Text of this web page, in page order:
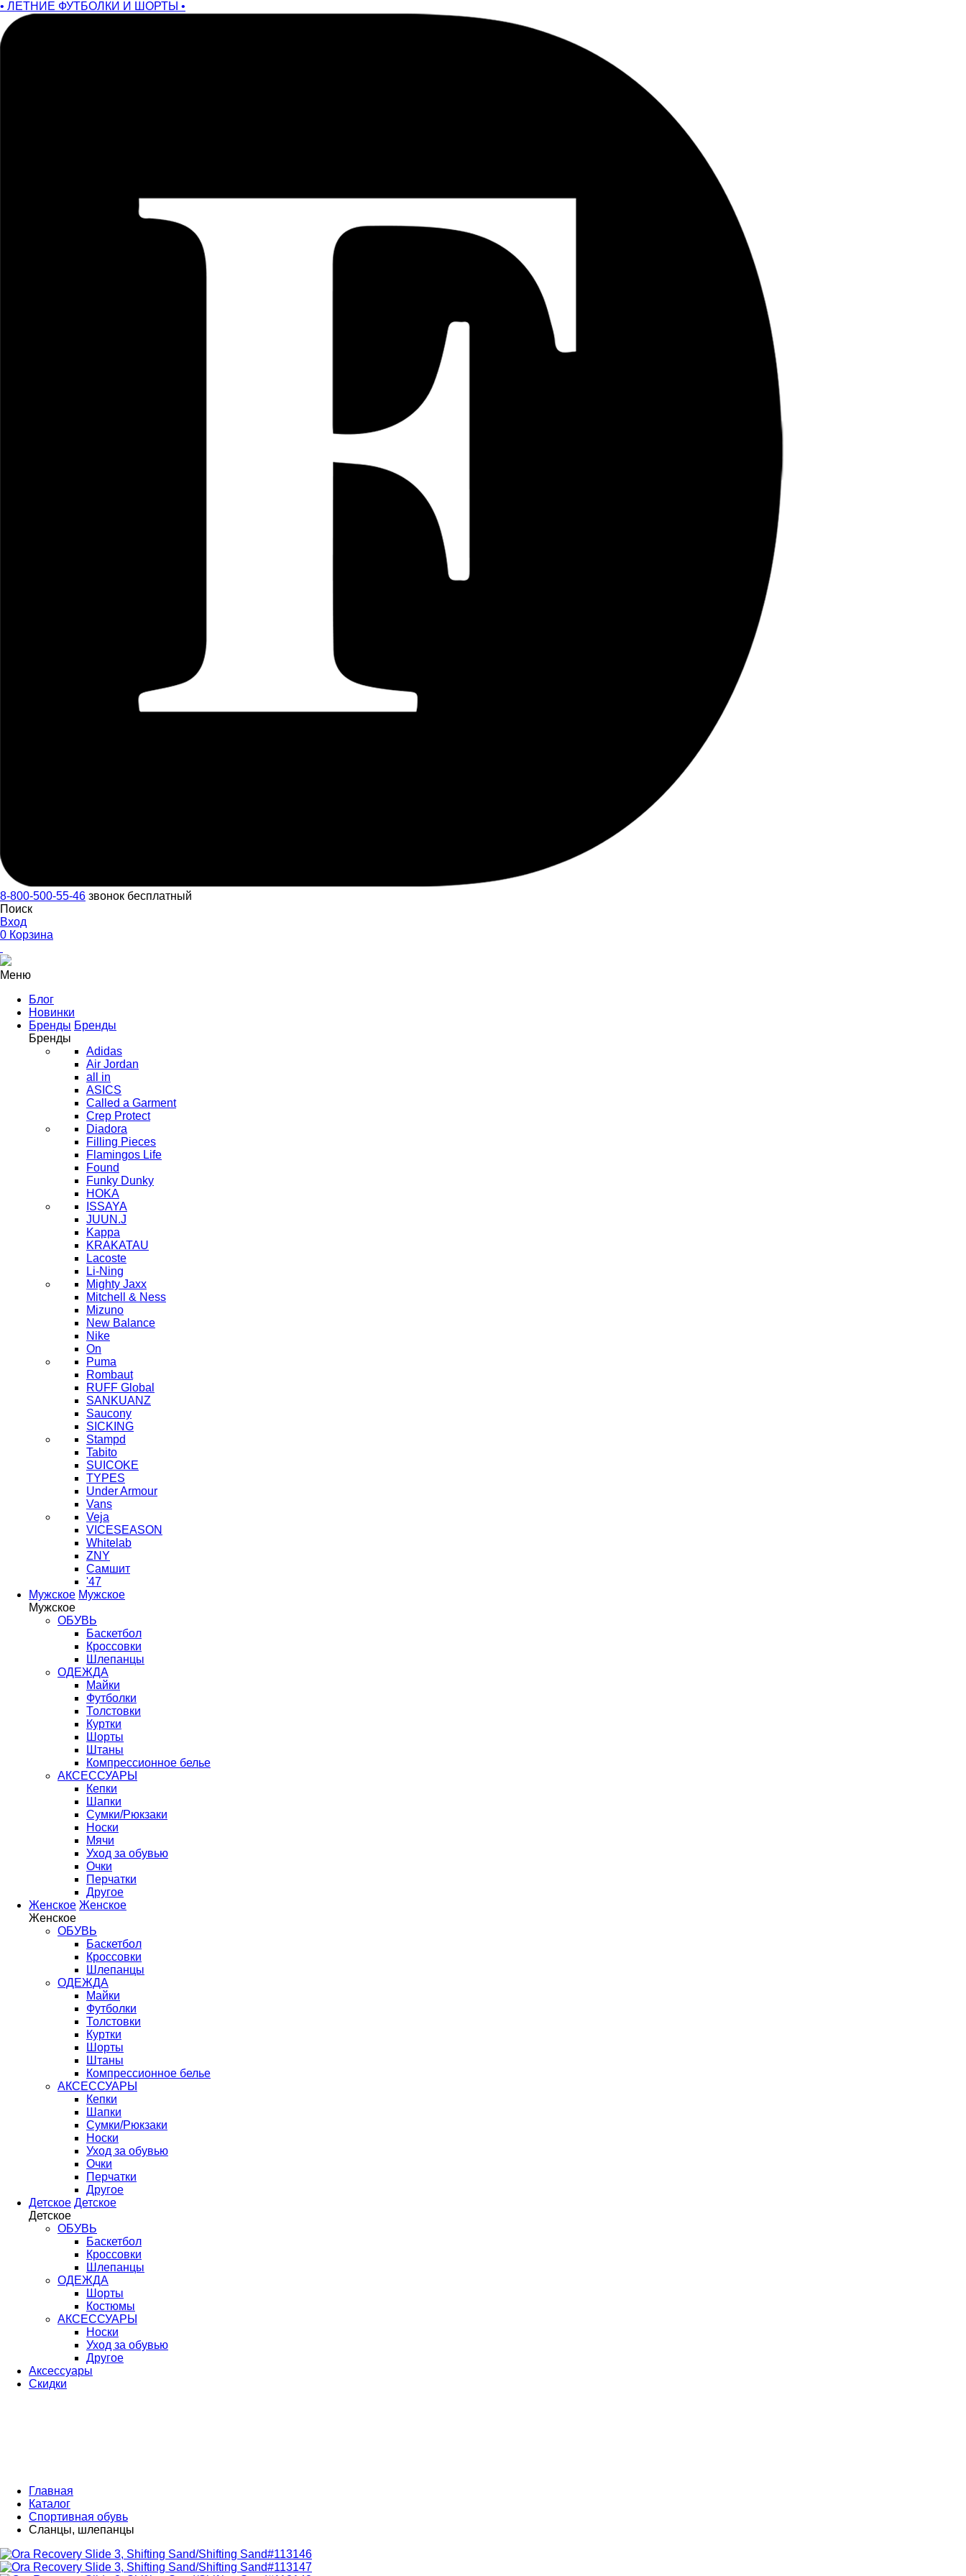
• ЛЕТНИЕ ФУТБОЛКИ И ШОРТЫ •
8-800-500-55-46 звонок бесплатный
Поиск
Вход
0 Корзина
Меню
Блог
Новинки
Бренды Бренды
Бренды
Adidas
Air Jordan
all in
ASICS
Called a Garment
Crep Protect
Diadora
Filling Pieces
Flamingos Life
Found
Funky Dunky
HOKA
ISSAYA
JUUN.J
Kappa
KRAKATAU
Lacoste
Li-Ning
Mighty Jaxx
Mitchell & Ness
Mizuno
New Balance
Nike
On
Puma
Rombaut
RUFF Global
SANKUANZ
Saucony
SICKING
Stampd
Tabito
SUICOKE
TYPES
Under Armour
Vans
Veja
VICESEASON
Whitelab
ZNY
Самшит
'47
Мужское Мужское
Мужское
ОБУВЬ
Баскетбол
Кроссовки
Шлепанцы
ОДЕЖДА
Майки
Футболки
Толстовки
Куртки
Шорты
Штаны
Компрессионное белье
АКСЕССУАРЫ
Кепки
Шапки
Сумки/Рюкзаки
Носки
Мячи
Уход за обувью
Очки
Перчатки
Другое
Женское Женское
Женское
ОБУВЬ
Баскетбол
Кроссовки
Шлепанцы
ОДЕЖДА
Майки
Футболки
Толстовки
Куртки
Шорты
Штаны
Компрессионное белье
АКСЕССУАРЫ
Кепки
Шапки
Сумки/Рюкзаки
Носки
Уход за обувью
Очки
Перчатки
Другое
Детское Детское
Детское
ОБУВЬ
Баскетбол
Кроссовки
Шлепанцы
ОДЕЖДА
Шорты
Костюмы
АКСЕССУАРЫ
Носки
Уход за обувью
Другое
Аксессуары
Скидки
Главная
Каталог
Спортивная обувь
Сланцы, шлепанцы